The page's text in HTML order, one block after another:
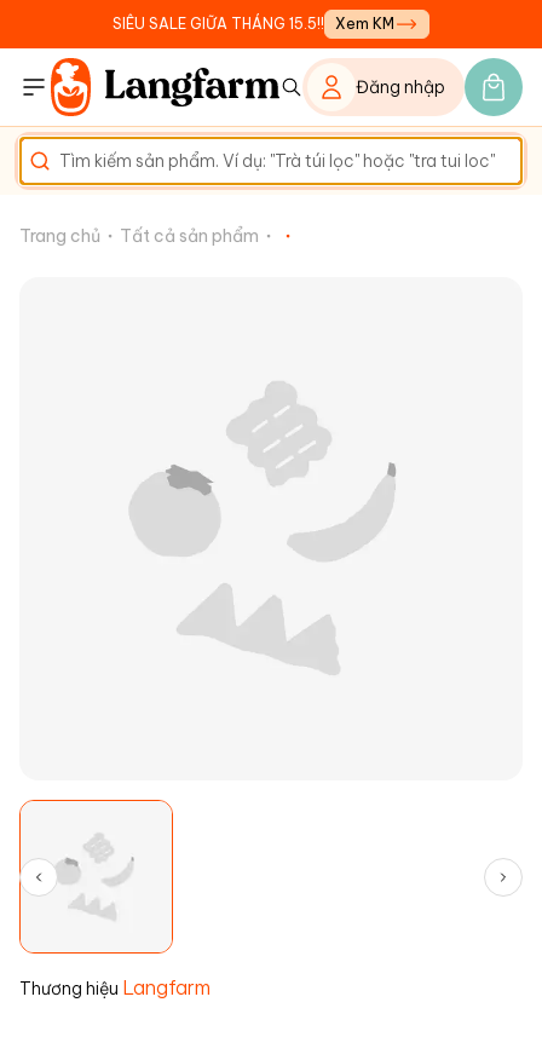
SIÊU SALE GIỮA THÁNG 15.5!! Xem KM
Đăng nhập
Trang chủ Tất cả sản phẩm
Thương hiệu Langfarm